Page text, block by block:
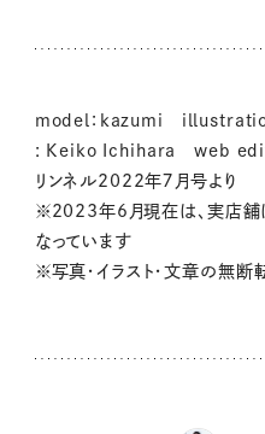
model：kazumi
: Keiko Ichihara web edit
リンネル2022年７月号より
※2023年6月現在は、実店舗
なっています
※写真・イラスト・文章の無断